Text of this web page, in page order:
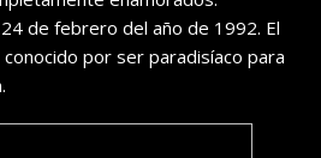
de febrero del año de 1992. El
por ser paradisíaco para